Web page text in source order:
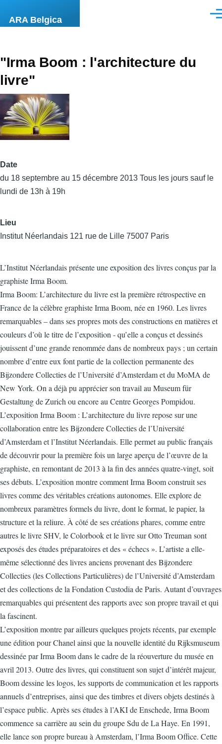
ARA Belgica
"Irma Boom : l'architecture du
livre"
Date
du 18 septembre au 15 décembre 2013 Tous les jours sauf le
lundi de 13h à 19h
Lieu
Institut Néerlandais 121 rue de Lille 75007 Paris
L’Institut Néerlandais présente une exposition des livres conçus par la
graphiste Irma Boom.
Irma Boom: L’architecture du livre est la première rétrospective en
France de la célèbre graphiste Irma Boom, née en 1960. Les livres
remarquables – dans ses propres mots des constructions en matières et
couleurs d’où le titre de l’exposition - qu’elle a conçus et dessinés
jouissent d’une grande renommée dans de nombreux pays ; un certain
nombre d’entre eux font partie de la collection permanente des
Bijzondere Collecties de l’Université d’Amsterdam et du MoMA de
New York. On a déjà pu apprécier son travail au Museum für
Gestaltung de Zurich ou encore au Centre Georges Pompidou.
L’exposition Irma Boom : L’architecture du livre repose sur une
collaboration entre les Bijzondere Collecties de l’Université
d’Amsterdam et l’Institut Néerlandais. Elle permet au public français
de découvrir pour la première fois un large aperçu de l’œuvre de la
graphiste, en remontant de 2013 à la fin des années quatre-vingt, soit
ses débuts. L’exposition montre comment Irma Boom construit ses
livres comme des véritables créations autonomes. Elle explore de
nombreux paramètres formels du livre, dont le format, le papier, la
structure et la reliure. À côté de ses créations phares, comme entre
autres le livre SHV, le Colorbook et le livre sur Otto Treuman sont
exposés des études préparatoires et des « échecs ». L’artiste a elle-
même sélectionné des livres anciens provenant des Bijzondere
Collecties (les Collections Particulières) de l’Université d’Amsterdam
et des collections de la Fondation Custodia de Paris. Autant d’ouvrages
remarquables qui présentent des rapports avec son propre travail et qui
la fascinent.
L’exposition montre par ailleurs quelques projets récents, par exemple
une édition pour Chanel ainsi que la nouvelle identité du Rijksmuseum
dessinée par Irma Boom dans le cadre de la réouverture du musée en
avril 2013. Outre des livres, qui constituent son sujet d’intérêt majeur,
Boom dessine les logos, les supports de communication et les rapports
annuels d’entreprises, ainsi que des timbres et divers objets destinés à
l’espace public. Après ses études à l’AKI de Enschede, Irma Boom
commence sa carrière au sein du groupe Sdu de La Haye. En 1991,
elle lance son propre bureau à Amsterdam, l’Irma Boom Office. Cette